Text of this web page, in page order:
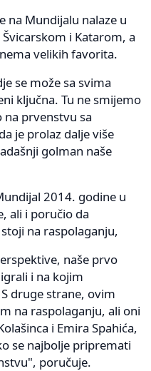
na Mundijalu nalaze u
i Katarom, a
velikih favorita.
se može sa svima
ključna. Tu ne smijemo
prvenstvu sa
je prolaz dalje više
golman naše
2014. godine u
ali i poručio da
na raspolaganju,
naše prvo
i na kojim
druge strane, ovim
na raspolaganju, ali oni
i Emira Spahića,
se najbolje pripremati
poručuje.